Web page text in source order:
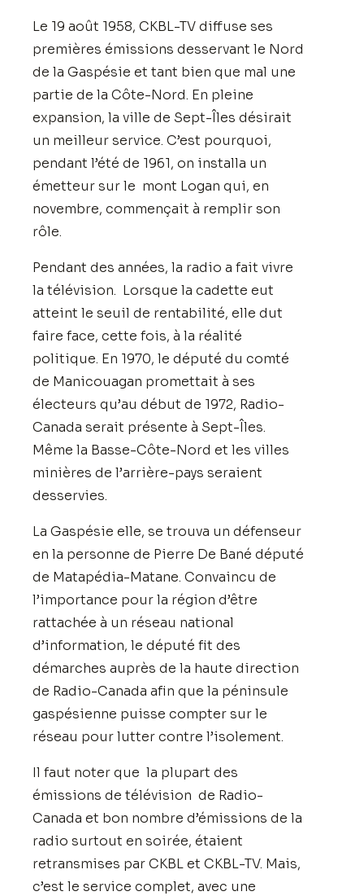
Le 19 août 1958, CKBL-TV diffuse ses
premières émissions desservant le Nord
de la Gaspésie et tant bien que mal une
partie de la Côte-Nord. En pleine
expansion, la ville de Sept-Îles désirait
un meilleur service. C’est pourquoi,
pendant l’été de 1961, on installa un
émetteur sur le mont Logan qui, en
novembre, commençait à remplir son
rôle.
Pendant des années, la radio a fait vivre
la télévision. Lorsque la cadette eut
atteint le seuil de rentabilité, elle dut
faire face, cette fois, à la réalité
politique. En 1970, le député du comté
de Manicouagan promettait à ses
électeurs qu’au début de 1972, Radio-
Canada serait présente à Sept-Îles.
Même la Basse-Côte-Nord et les villes
minières de l’arrière-pays seraient
desservies.
La Gaspésie elle, se trouva un défenseur
en la personne de Pierre De Bané député
de Matapédia-Matane. Convaincu de
l’importance pour la région d’être
rattachée à un réseau national
d’information, le député fit des
démarches auprès de la haute direction
de Radio-Canada afin que la péninsule
gaspésienne puisse compter sur le
réseau pour lutter contre l’isolement.
Il faut noter que la plupart des
émissions de télévision de Radio-
Canada et bon nombre d’émissions de la
radio surtout en soirée, étaient
retransmises par CKBL et CKBL-TV. Mais,
c’est le service complet, avec une